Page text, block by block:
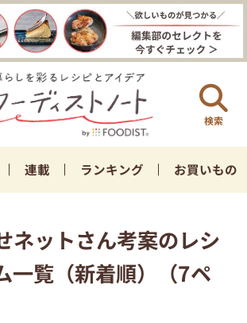
検索
連載 ランキング お買いもの
ネットさん考案のレシ
一覧（新着順）（7ペ